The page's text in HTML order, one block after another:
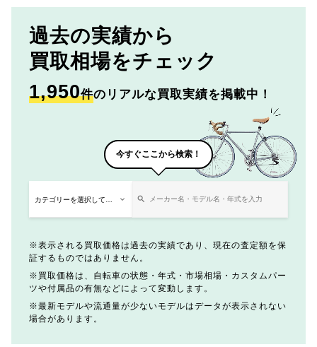
過去の実績から
買取相場をチェック
1,950件のリアルな買取実績を掲載中！
今すぐここから検索！
表示される買取価格は過去の実績であり、現在の査定額を保
証するものではありません。
買取価格は、自転車の状態・年式・市場相場・カスタムパー
ツや付属品の有無などによって変動します。
最新モデルや流通量が少ないモデルはデータが表示されない
場合があります。